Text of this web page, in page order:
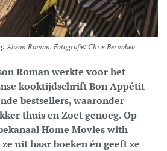
Alison Roman. Fotografie: Chris Bernabeo
Roman werkte voor het
kooktijdschrift Bon Appétit
bestsellers, waaronder
thuis en Zoet genoeg. Op
Home Movies with
uit haar boeken én geeft ze